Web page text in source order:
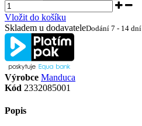
Vložit do košíku
Skladem u dodavateleDodání 7 - 14 dní
Výrobce Manduca
Kód 2332085001
Popis